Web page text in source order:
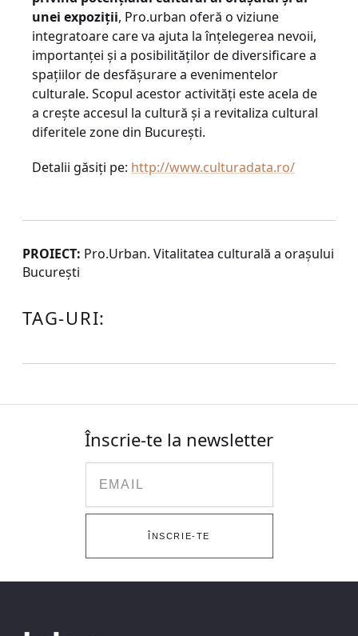
unei expoziţii, Pro.urban oferă o viziune
integratoare care va ajuta la înţelegerea nevoii,
importanţei şi a posibilităţilor de diversificare a
spaţiilor de desfăşurare a evenimentelor
culturale. Scopul acestor activităţi este acela de
a creşte accesul la cultură şi a revitaliza cultural
diferitele zone din Bucureşti.
Detalii găsiţi pe: http://www.culturadata.ro/
PROIECT: Pro.Urban. Vitalitatea culturală a oraşului
Bucureşti
TAG-URI:
Înscrie-te la newsletter
ÎNSCRIE-TE